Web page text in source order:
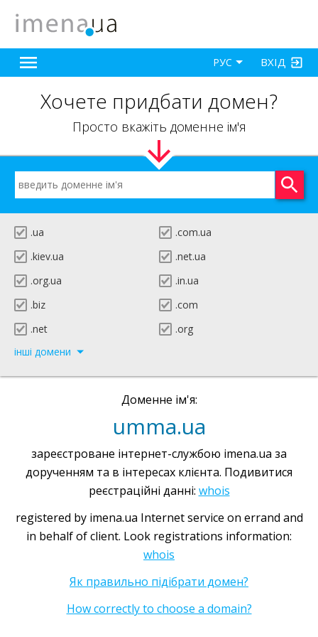
ВХІД
РУС
Хочете придбати домен?
Просто вкажіть доменне ім'я
.ua
.com.ua
.kiev.ua
.net.ua
.org.ua
.in.ua
.biz
.com
.net
.org
інші домени
Доменне ім'я:
umma.ua
зареєстроване інтернет-службою imena.ua за
дорученням та в інтересах клієнта. Подивитися
реєстраційні данні: whois
registered by imena.ua Internet service on errand and
in behalf of client. Look registrations information:
whois
Як правильно підібрати домен?
How correctly to choose a domain?